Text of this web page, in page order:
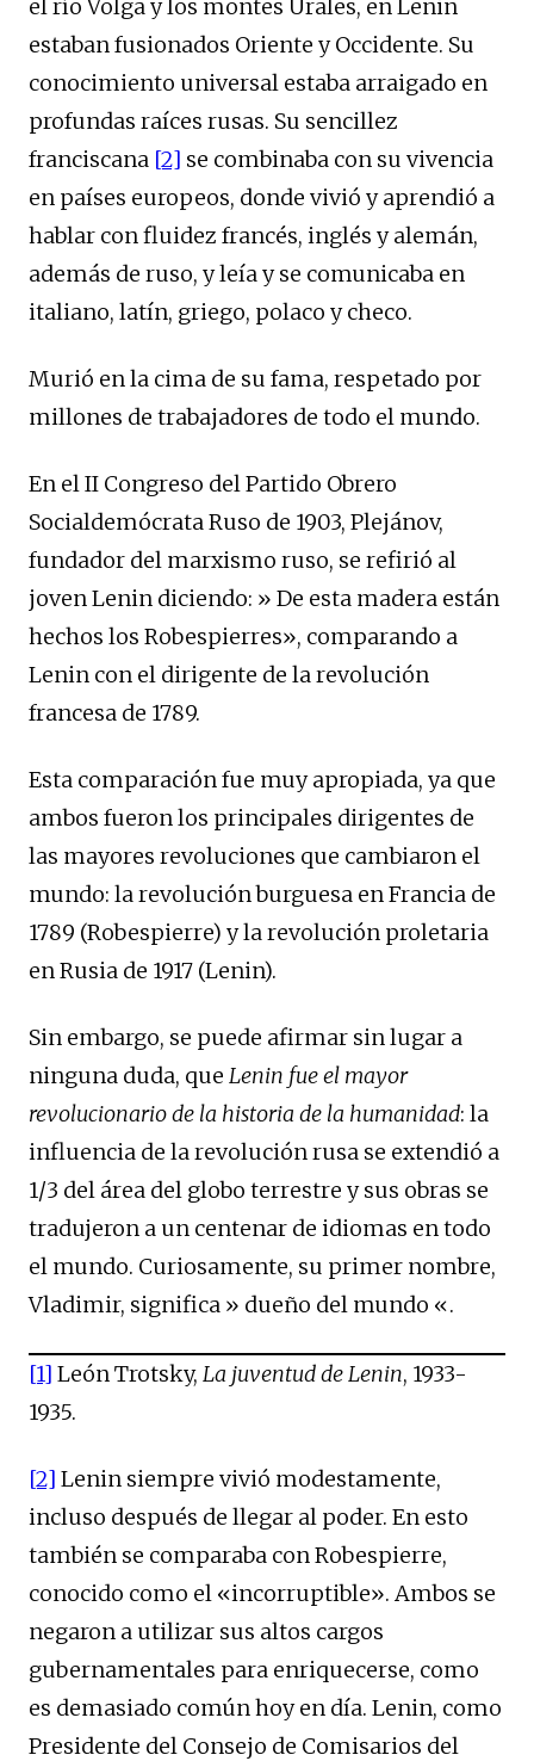
el río Volga y los montes Urales, en Lenin
estaban fusionados Oriente y Occidente. Su
conocimiento universal estaba arraigado en
profundas raíces rusas. Su sencillez
franciscana [2] se combinaba con su vivencia
en países europeos, donde vivió y aprendió a
hablar con fluidez francés, inglés y alemán,
además de ruso, y leía y se comunicaba en
italiano, latín, griego, polaco y checo.
Murió en la cima de su fama, respetado por
millones de trabajadores de todo el mundo.
En el II Congreso del Partido Obrero
Socialdemócrata Ruso de 1903, Plejánov,
fundador del marxismo ruso, se refirió al
joven Lenin diciendo: » De esta madera están
hechos los Robespierres», comparando a
Lenin con el dirigente de la revolución
francesa de 1789.
Esta comparación fue muy apropiada, ya que
ambos fueron los principales dirigentes de
las mayores revoluciones que cambiaron el
mundo: la revolución burguesa en Francia de
1789 (Robespierre) y la revolución proletaria
en Rusia de 1917 (Lenin).
Sin embargo, se puede afirmar sin lugar a
ninguna duda, que Lenin fue el mayor
revolucionario de la historia de la humanidad: la
influencia de la revolución rusa se extendió a
1/3 del área del globo terrestre y sus obras se
tradujeron a un centenar de idiomas en todo
el mundo. Curiosamente, su primer nombre,
Vladimir, significa » dueño del mundo «.
[1] León Trotsky, La juventud de Lenin, 1933-
1935.
[2] Lenin siempre vivió modestamente,
incluso después de llegar al poder. En esto
también se comparaba con Robespierre,
conocido como el «incorruptible». Ambos se
negaron a utilizar sus altos cargos
gubernamentales para enriquecerse, como
es demasiado común hoy en día. Lenin, como
Presidente del Consejo de Comisarios del